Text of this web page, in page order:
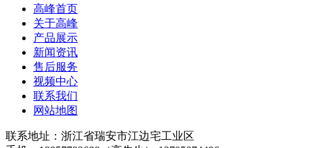
高峰首页
关于高峰
产品展示
新闻资讯
售后服务
视频中心
联系我们
网站地图
联系地址：浙江省瑞安市江边宅工业区